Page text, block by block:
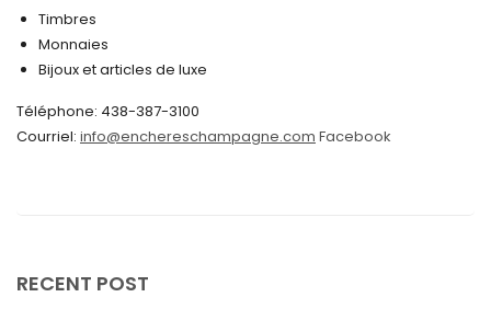
mai 2024
avril 2024
Timbres
Monnaies
Bijoux et articles de luxe
Téléphone: 438-387-3100
Courriel: info@enchereschampagne.com Facebook
RECENT POST